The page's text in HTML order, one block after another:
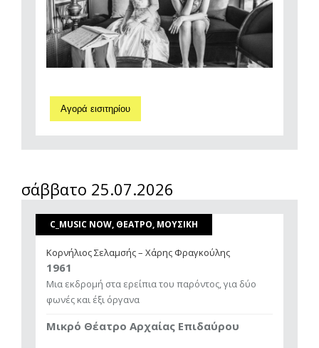
Αγορά εισιτηρίου
σάββατο 25.07.2026
C_MUSIC NOW, ΘΕΑΤΡΟ, ΜΟΥΣΙΚΗ
Κορνήλιος Σελαμσής – Χάρης Φραγκούλης
1961
Μια εκδρομή στα ερείπια του παρόντος, για δύο
φωνές και έξι όργανα
Μικρό Θέατρο Αρχαίας Επιδαύρου